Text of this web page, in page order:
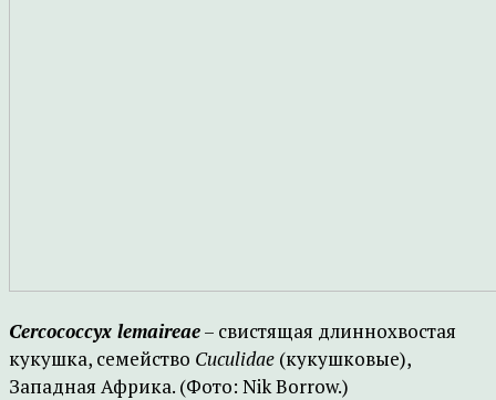
Cercococcyx lemaireae– свистящая длиннохвостая
кукушка, семейство Cuculidae (кукушковые),
Западная Африка. (Фото: Nik Borrow.)